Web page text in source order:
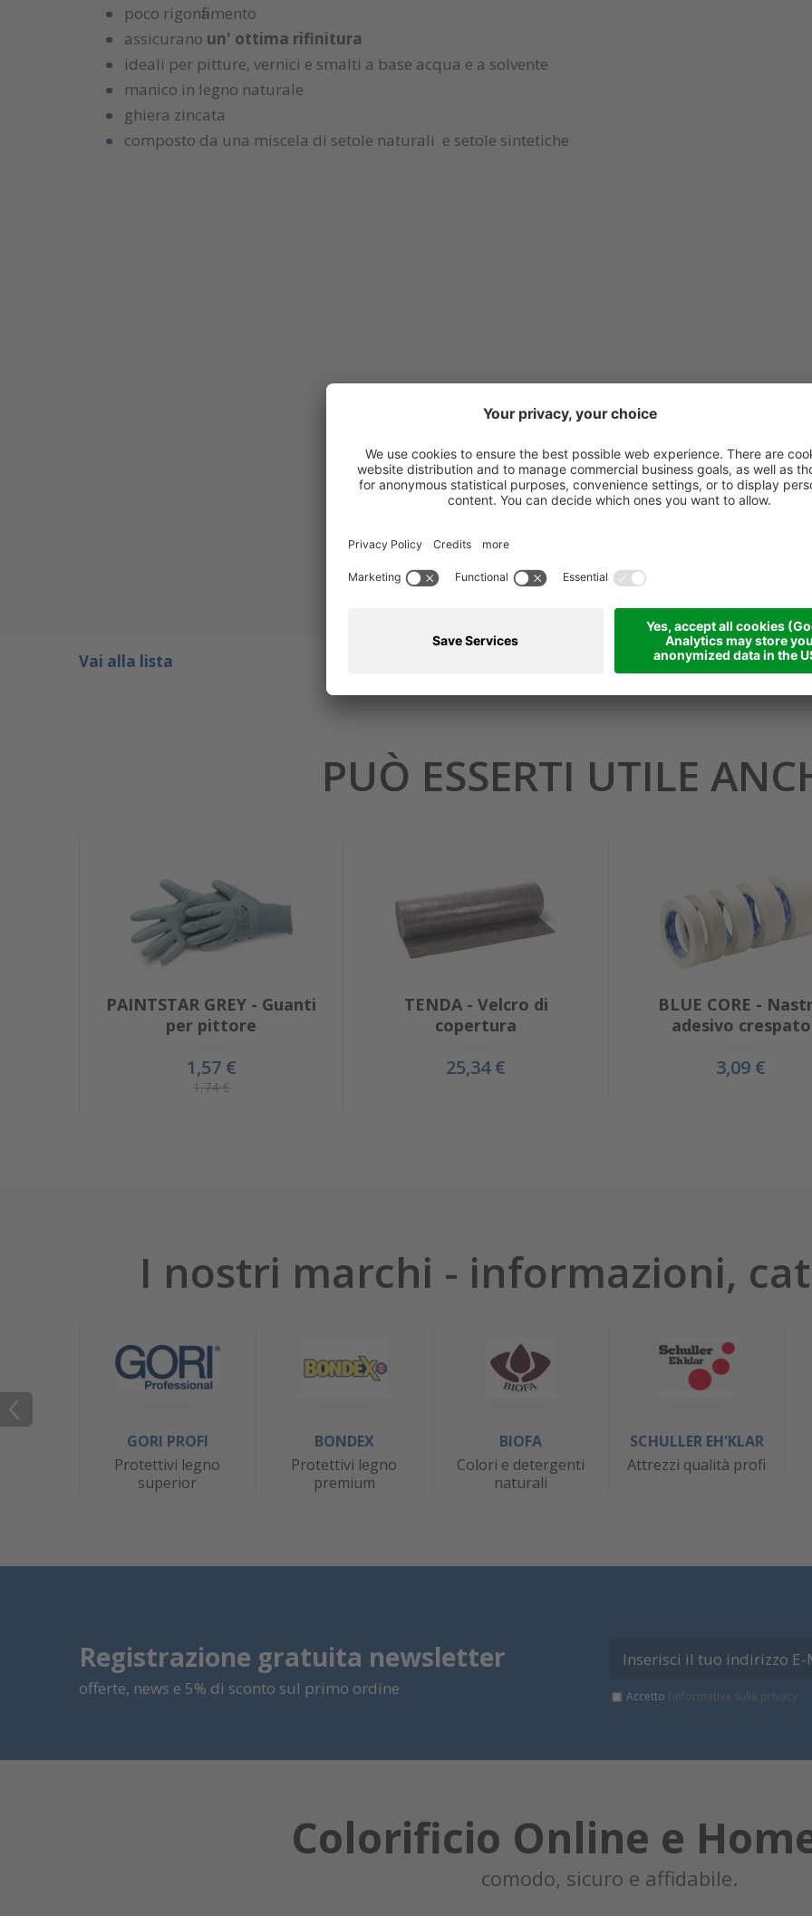
poco rigonfiamento
assicurano un' ottima rifinitura
ideali per pitture, vernici e smalti a base acqua e a solvente
manico in legno naturale
ghiera zincata
composto da una miscela di setole naturali e setole sintetiche
Vai alla lista
PUÒ ESSERTI UTILE
PAINTSTAR GREY - Guanti
per pittore
1,57 €
1,74 €
TENDA - Velcro di
copertura
25,34 €
BLUE CORE -
adesivo crespato
3,09 €
I nostri marchi - informazioni,
GORI PROFI
Protettivi legno
superior
BONDEX
Protettivi legno
premium
BIOFA
Colori e detergenti
naturali
SCHULLER EH'KLAR
Attrezzi qualità profi
Registrazione gratuita newsletter
offerte, news e 5% di sconto sul primo ordine Accetto l’informativa sulla privacy
Colorificio Online e
comodo, sicuro e affidabile.